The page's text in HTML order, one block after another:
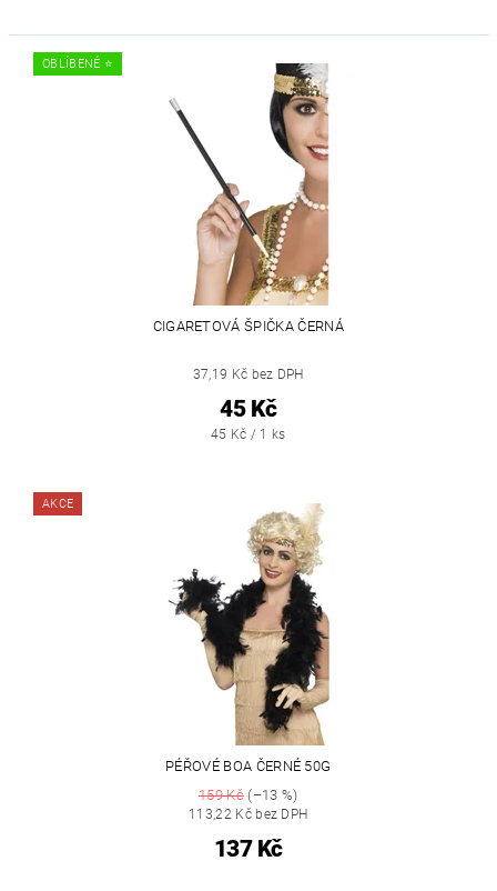
OBLÍBENÉ ⭐️
CIGARETOVÁ ŠPIČKA ČERNÁ
37,19 Kč bez DPH
45 Kč
45 Kč / 1 ks
AKCE
PÉŘOVÉ BOA ČERNÉ 50G
159 Kč(–13 %)
113,22 Kč bez DPH
137 Kč